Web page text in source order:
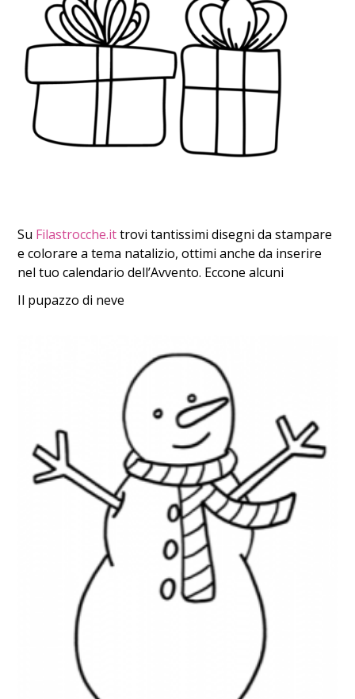
Su Filastrocche.ittrovi tantissimi disegni da stampare
e colorare a tema natalizio, ottimi anche da inserire
nel tuo calendario dell’Avvento. Eccone alcuni
Il pupazzo di neve